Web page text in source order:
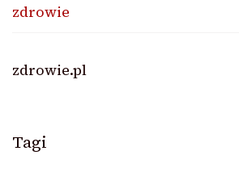
zdrowie
zdrowie.pl
Tagi